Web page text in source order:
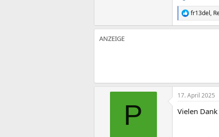
R
e
a
n
:
fr13del,
P
17. April 2025
Vielen